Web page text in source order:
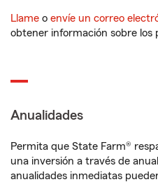
Llame o envíe un correo
obtener información sobre los
Anualidades
Permita que State Farm®
una inversión a través de
anualidades inmediatas